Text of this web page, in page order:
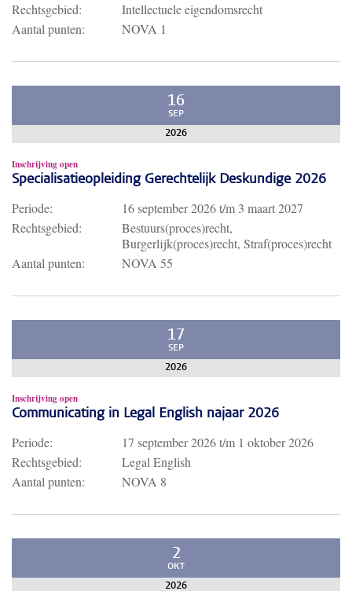
Rechtsgebied:
Intellectuele eigendomsrecht
Aantal punten:
NOVA 1
16
SEP
2026
Inschrijving open
Specialisatieopleiding Gerechtelijk Deskundige 2026
Periode: 16 september 2026t/m 3 maart 2027
Rechtsgebied:
Bestuurs(proces)recht,
Burgerlijk(proces)recht, Straf(proces)recht
Aantal punten:
NOVA 55
17
SEP
2026
Inschrijving open
Communicating in Legal English najaar 2026
Periode: 17 september 2026t/m 1 oktober 2026
Rechtsgebied:
Legal English
Aantal punten:
NOVA 8
2
OKT
2026